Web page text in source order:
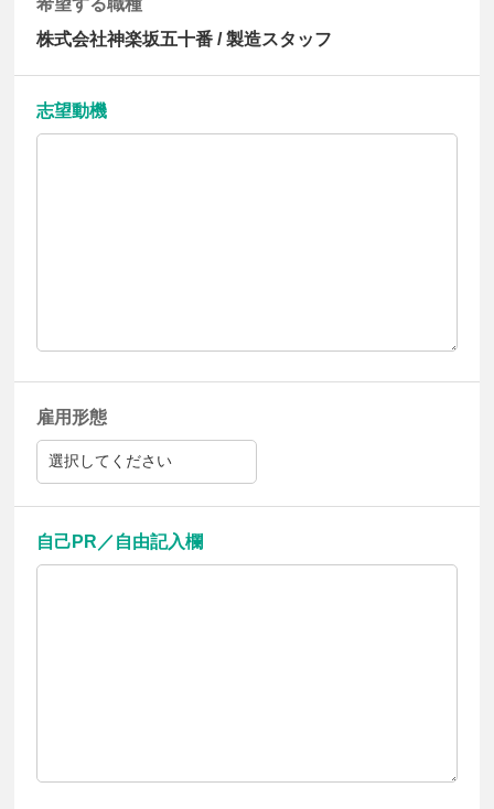
希望する職種
株式会社神楽坂五十番 / 製造スタッフ
志望動機
雇用形態
自己PR／自由記入欄